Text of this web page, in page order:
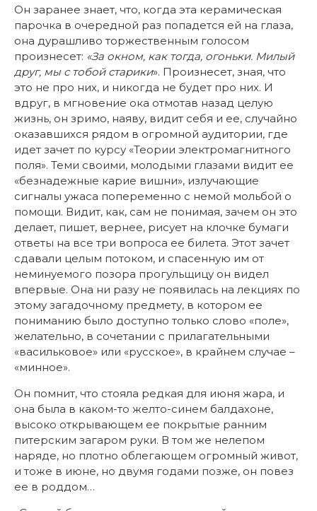
Он заранее знает, что, когда эта керамическая
парочка в очередной раз попадется ей на глаза,
она дурашливо торжественным голосом
произнесет: «За окном, как тогда, огоньки. Милый
друг, мы с тобой старики». Произнесет, зная, что
это не про них, и никогда не будет про них. И
вдруг, в мгновение ока отмотав назад целую
жизнь, он зримо, наяву, видит себя и ее, случайно
оказавшихся рядом в огромной аудитории, где
идет зачет по курсу «Теории электромагнитного
поля». Теми своими, молодыми глазами видит ее
«безнадежные карие вишни», излучающие
сигналы ужаса попеременно с немой мольбой о
помощи. Видит, как, сам не понимая, зачем он это
делает, пишет, вернее, рисует на клочке бумаги
ответы на все три вопроса ее билета. Этот зачет
сдавали целым потоком, и спасенную им от
неминуемого позора прогульщицу он видел
впервые. Она ни разу не появилась на лекциях по
этому загадочному предмету, в котором ее
пониманию было доступно только слово «поле»,
желательно, в сочетании с прилагательными
«васильковое» или «русское», в крайнем случае –
«минное».
Он помнит, что стояла редкая для июня жара, и
она была в каком-то желто-синем балдахоне,
высоко открывающем ее покрытые ранним
питерским загаром руки. В том же нелепом
наряде, но плотно облегающем огромный живот,
и тоже в июне, но двумя годами позже, он повез
ее в роддом…